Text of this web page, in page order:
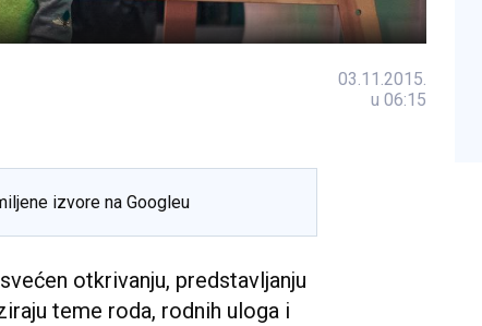
03.11.2015.
u 06:15
izvore na Googleu
otkrivanju, predstavljanju
teme roda, rodnih uloga i